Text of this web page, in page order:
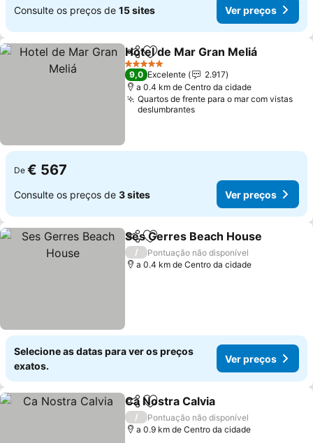
Consulte os preços de 15 sites Ver preços
PartilharAdicionar aos favoritos
Hotel de Mar Gran Meliá
5 Estrelas
9,0 Excelente
2.917
a 0.4 km de Centro da cidade
Quartos de frente para o mar com vistas
deslumbrantes
De € 567
Consulte os preços de 3 sites Ver preços
PartilharAdicionar aos favoritos
Ses Gerres Beach House
/
Pontuação não disponível
a 0.4 km de Centro da cidade
Selecione as datas para ver os preços
exatos.
Ver preços
PartilharAdicionar aos favoritos
Ca Nostra Calvia
/
Pontuação não disponível
a 0.9 km de Centro da cidade